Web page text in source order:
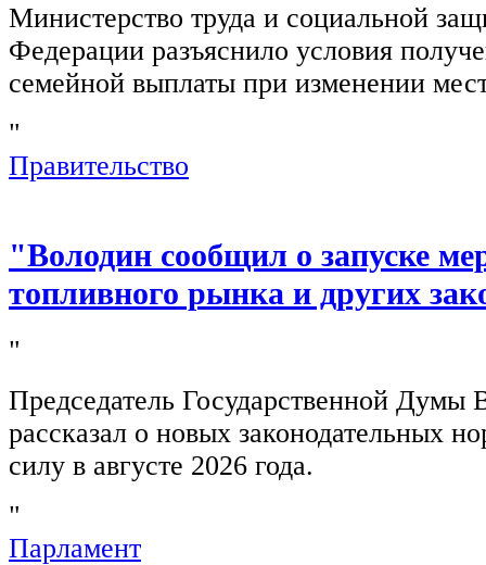
Министерство труда и социальной
Федерации разъяснило условия
семейной выплаты при изменении
"
Правительство
"Володин сообщил о запуске
топливного рынка и других
"
Председатель Государственной Думы
рассказал о новых законодательных
силу в августе 2026 года.
"
Парламент